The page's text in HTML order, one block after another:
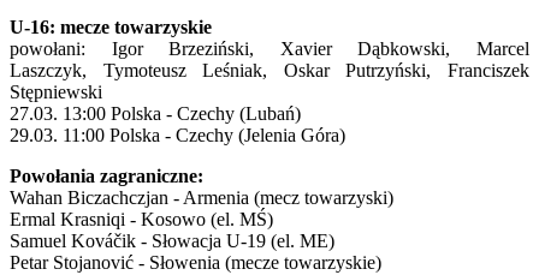
U-16: mecze towarzyskie
powołani: Igor Brzeziński, Xavier Dąbkowski, Marcel
Laszczyk, Tymoteusz Leśniak, Oskar Putrzyński, Franciszek
Stępniewski
27.03. 13:00 Polska - Czechy (Lubań)
29.03. 11:00 Polska - Czechy (Jelenia Góra)
Powołania zagraniczne:
Wahan Biczachczjan - Armenia (mecz towarzyski)
Ermal Krasniqi - Kosowo (el. MŚ)
Samuel Kováčik - Słowacja U-19 (el. ME)
Petar Stojanović - Słowenia (mecze towarzyskie)